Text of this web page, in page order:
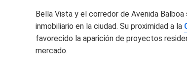
Bella Vista y el corredor de Avenida
inmobiliario en la ciudad. Su proximidad a la
favorecido la aparición de proyectos
mercado.